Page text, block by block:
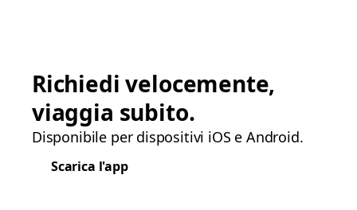
Richiedi velocemente,
viaggia subito.
Disponibile per dispositivi iOS e Android.
Scarica l'app